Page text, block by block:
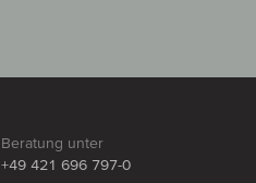
Beratung unter
+49 421 696 797-0